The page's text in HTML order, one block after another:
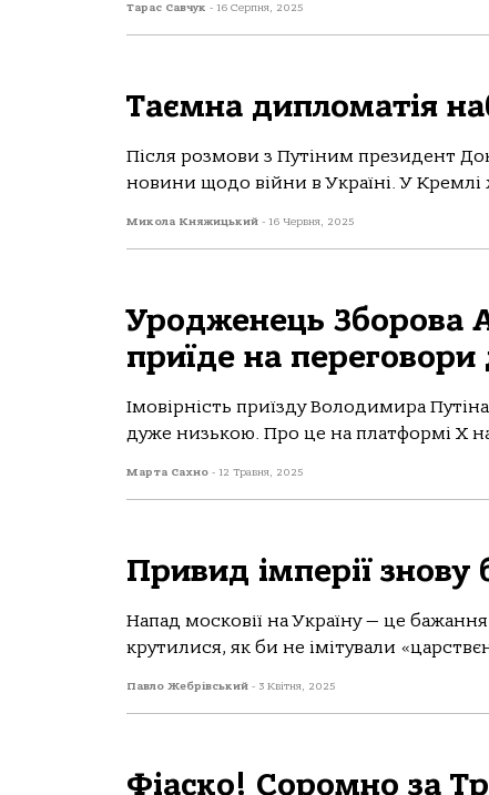
Тарас Савчук - 16 Серпня, 2025
Таємна дипломатія
Пiсля розмови з Путiним президент
новини щодо вiйни в Українi. У Кремлi
Микола Княжицький - 16 Червня, 2025
Уродженець Зборова
приїде на
Імовірність приїзду Володимирa
дуже низькою. Про це нa плaтформі Х
Марта Сахно - 12 Травня, 2025
Привид імперії знову
Напад московії на Україну — це
крутилися, як би не імітували
Павло Жебрівський - 3 Квітня, 2025
Фіаско! Соромно за